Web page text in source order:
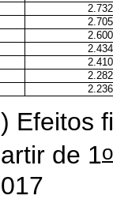
Efeitos
de 1o